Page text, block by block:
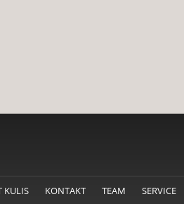
KULIS KONTAKT TEAM SERVICE